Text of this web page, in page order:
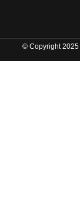
© Copyright